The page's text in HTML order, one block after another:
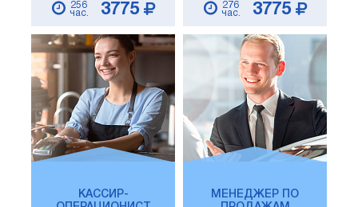
256
час.
3775
276
час.
3775
КАССИР-
МЕНЕДЖЕР ПО